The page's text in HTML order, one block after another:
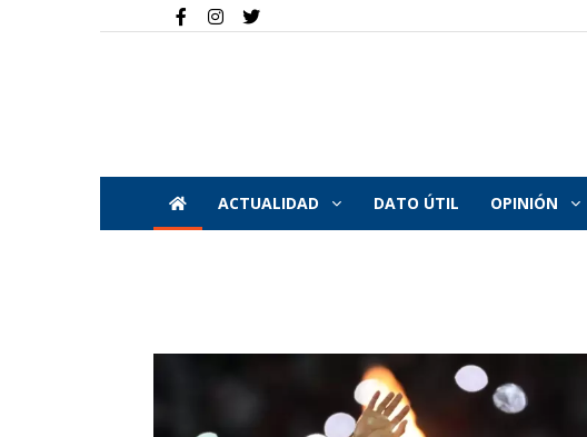
ACTUALIDAD DATO ÚTIL OPINIÓN